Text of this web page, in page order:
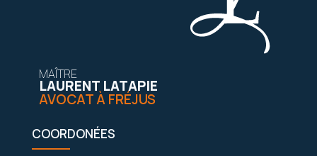
MAÎTRE
LAURENT LATAPIE
AVOCAT À FRÉJUS
COORDONÉES